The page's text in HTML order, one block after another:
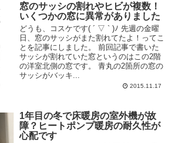
窓のサッシの割れやヒビが複数！
いくつかの窓に異常がありました
どうも、コスケです( ´ ▽ ` )ﾉ 先週の金曜
日、窓のサッシがまた割れてたよ！ってこ
とを記事にしました。 前回記事で書いた
サッシが割れていた窓というのはこの2階
の洋室北側の窓です。 青丸の2箇所の窓の
サッシがバッキ...
2015.11.17
1年目の冬で床暖房の室外機が故
障？ヒートポンプ暖房の耐久性が
心配です